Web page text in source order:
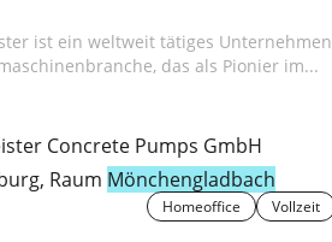
ist ein weltweit tätiges Unternehmen
das als Pionier im...
Concrete Pumps GmbH
Raum Mönchengladbach
Homeoffice Vollzeit